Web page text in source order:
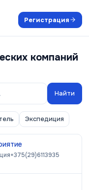
Регистрация
компаний
Найти
Экспедиция
+375(29)6113935